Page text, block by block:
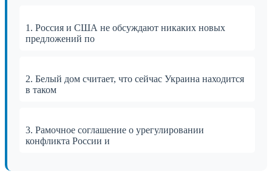
1. Россия и США не обсуждают никаких новых
предложений по
2. Белый дом считает, что сейчас Украина находится
в таком
3. Рамочное соглашение о урегулировании
конфликта России и